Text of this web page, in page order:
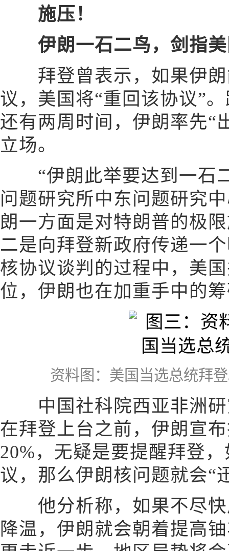
施压！
伊朗一石二鸟，剑指
拜登曾表示，如果伊朗
议，美国将“重回该协议”
还有两周时间，伊朗率先“
立场。
“伊朗此举要达到一石
问题研究所中东问题研究
朗一方面是对特朗普的极
二是向拜登新政府传递一
核协议谈判的过程中，美
位，伊朗也在加重手中的
资料图：美国当选总统拜
中国社科院西亚非洲研
在拜登上台之前，伊朗宣
20%，无疑是要提醒拜登
议，那么伊朗核问题就会“
他分析称，如果不尽快
降温，伊朗就会朝着提高